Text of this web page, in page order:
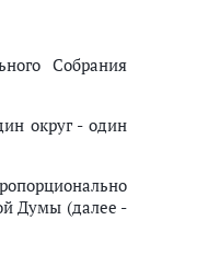
общественных
Собрания
округ - один
Думы (далее -